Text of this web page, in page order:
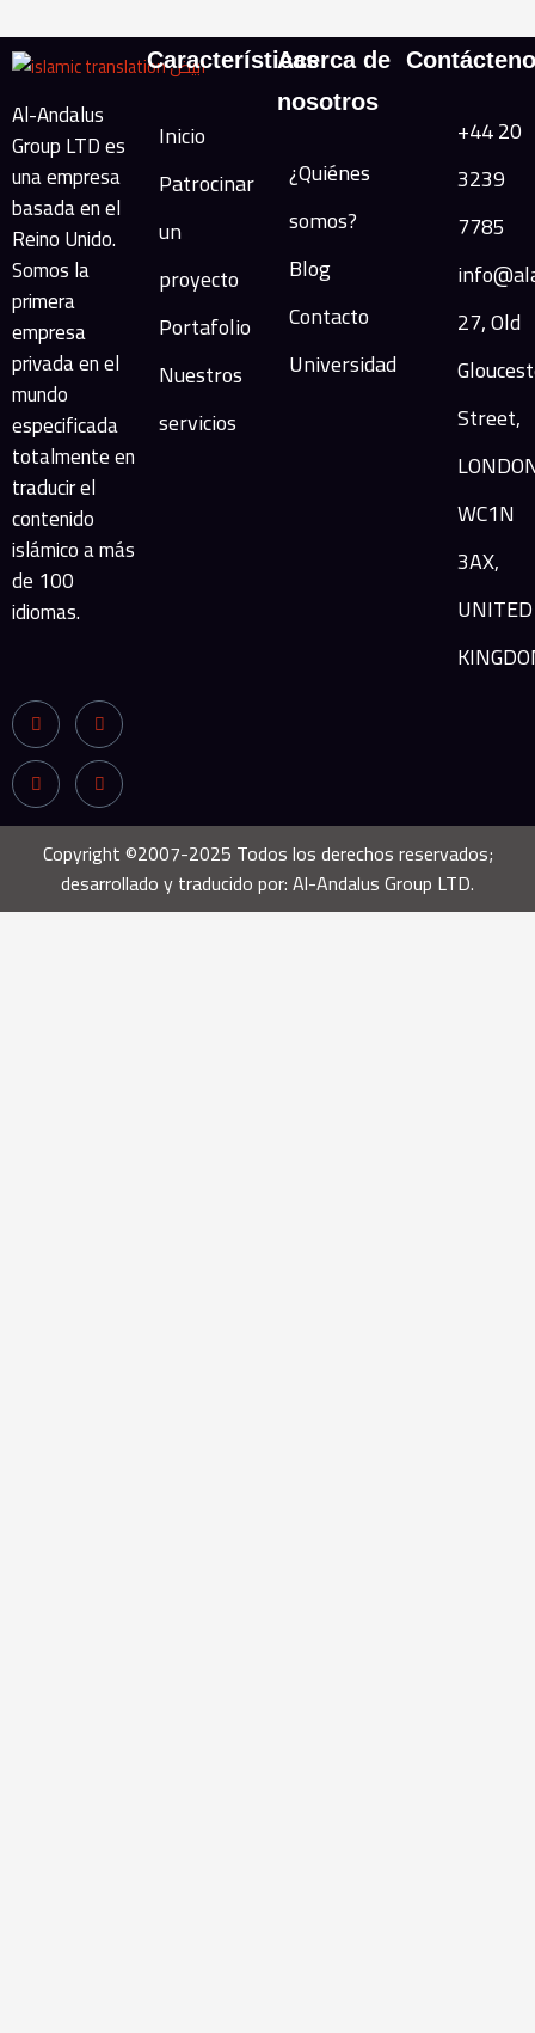
Al-Andalus
Group LTD es
una empresa
basada en el
Reino Unido.
Somos la
primera
empresa
privada en el
mundo
especificada
totalmente en
traducir el
contenido
islámico a más
de 100
idiomas.
Características
Inicio
Patrocinar
un
proyecto
Portafolio
Nuestros
servicios
Acerca de
nosotros
¿Quiénes
somos?
Blog
Contacto
Universidad
+44 20
3239
7785
27, Old
Street,
WC1N
3AX,
UNITED
Copyright ©2007-2025 Todos los derechos reservados;
desarrollado y traducido por: Al-Andalus Group LTD.